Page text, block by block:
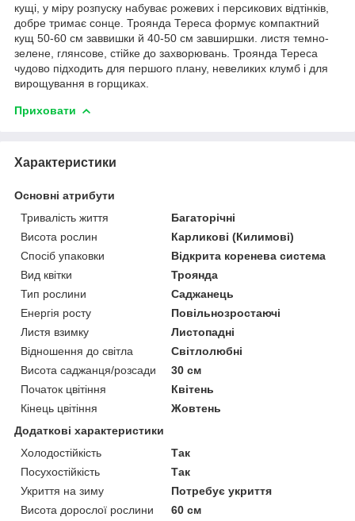
кущі, у міру розпуску набуває рожевих і персикових відтінків,
добре тримає сонце. Троянда Тереса формує компактний
кущ 50-60 см заввишки й 40-50 см завширшки. листя темно-
зелене, глянсове, стійке до захворювань. Троянда Тереса
чудово підходить для першого плану, невеликих клумб і для
вирощування в горщиках.
Приховати
Характеристики
Основні атрибути
Тривалість життя
Багаторічні
Висота рослин
Карликові (Килимові)
Спосіб упаковки
Відкрита коренева система
Вид квітки
Троянда
Тип рослини
Саджанець
Енергія росту
Повільнозростаючі
Листя взимку
Листопадні
Відношення до світла
Світлолюбні
Висота саджанця/розсади
30 см
Початок цвітіння
Квітень
Кінець цвітіння
Жовтень
Додаткові характеристики
Холодостійкість
Так
Посухостійкість
Так
Укриття на зиму
Потребує укриття
Висота дорослої рослини
60 см